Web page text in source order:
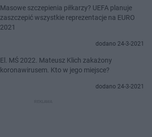
Masowe szczepienia piłkarzy? UEFA planuje
zaszczepić wszystkie reprezentacje na EURO
2021
dodano 24-3-2021
El. MŚ 2022. Mateusz Klich zakażony
koronawirusem. Kto w jego miejsce?
dodano 24-3-2021